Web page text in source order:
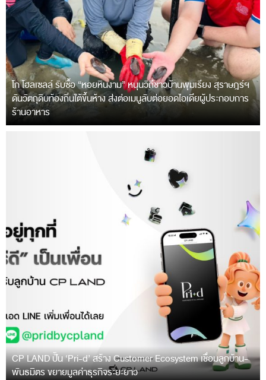
โก โฮลเซลล์ รับซื้อ “หอยหินงาม” หนุนวิถีชาวบ้านพุมเรียง สุราษฎร์ฯ
ดันวัตถุดิบท้องถิ่นใต้ขึ้นห้าง ส่งต่อเมนูลับต่อยอดไอเดียผู้ประกอบการ
ร้านอาหาร
CP LAND ปั้น ‘Pri-d’ สร้าง Customer Ecosystem เชื่อมลูกบ้าน-
พันธมิตร ขยายมูลค่าธุรกิจระยะยาว